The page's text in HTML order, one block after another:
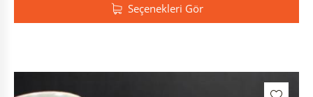
Seçenekleri Gör